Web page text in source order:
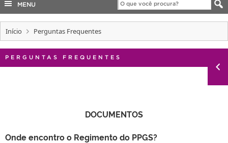
Legislação
Canais
COBALTO
CONCURSOS
EDITAIS
INTERNACIONAL
MENU
Início Perguntas Frequentes
PERGUNTAS FREQUENTES
DOCUMENTOS
Onde encontro o Regimento do PPGS?